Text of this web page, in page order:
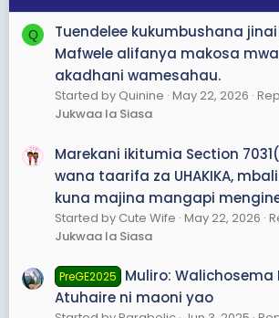
Q
Tuendelee kukumbushana
Mafwele alifanya makosa
akadhani wamesahau.
Started by Quinine May 22, 2026
Jukwaa la Siasa
Marekani ikitumia Section
wana taarifa za UHAKIKA,
kuna majina mangapi
Started by Cute Wife May 22, 2026
Jukwaa la Siasa
PreGE2025
Muliro: Walichosema
Atuhaire ni maoni yao